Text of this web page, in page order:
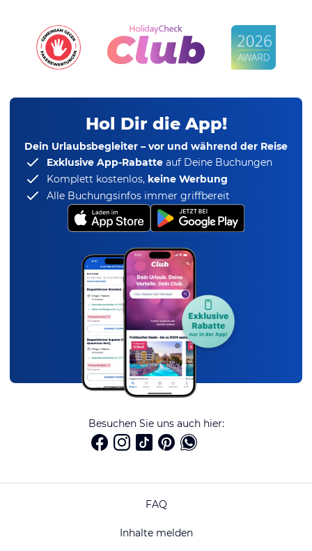
Hol Dir die App!
Dein Urlaubsbegleiter – vor und während der Reise
Exklusive App-Rabatte auf Deine Buchungen
Komplett kostenlos, keine Werbung
Alle Buchungsinfos immer griffbereit
Besuchen Sie uns auch hier:
FAQ
Inhalte melden